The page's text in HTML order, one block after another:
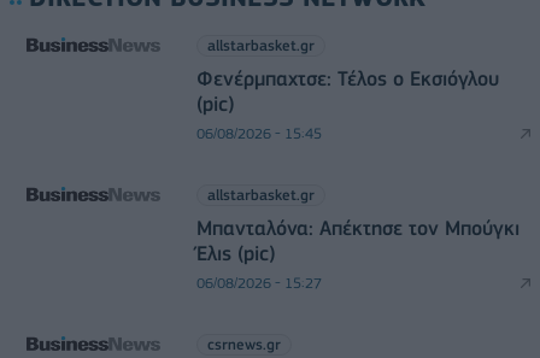
allstarbasket.gr
Φενέρμπαχτσε: Τέλος ο Εκσιόγλου
(pic)
06/08/2026 - 15:45
allstarbasket.gr
Μπανταλόνα: Απέκτησε τον Μπούγκι
Έλις (pic)
06/08/2026 - 15:27
csrnews.gr